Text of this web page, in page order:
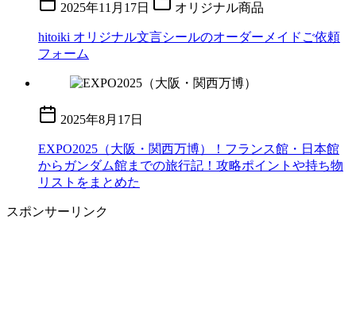
2025年11月17日 オリジナル商品
hitoiki オリジナル文言シールのオーダーメイドご依頼
フォーム
2025年8月17日
EXPO2025（大阪・関西万博）！フランス館・日本館
からガンダム館までの旅行記！攻略ポイントや持ち物
リストをまとめた
スポンサーリンク